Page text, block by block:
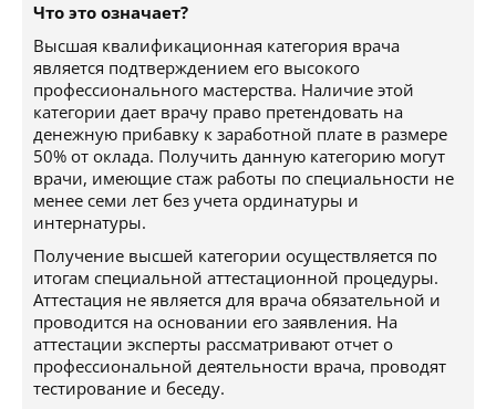
Что это означает?
Высшая квалификационная категория врача
является подтверждением его высокого
профессионального мастерства. Наличие этой
категории дает врачу право претендовать на
денежную прибавку к заработной плате в размере
50% от оклада. Получить данную категорию могут
врачи, имеющие стаж работы по специальности не
менее семи лет без учета ординатуры и
интернатуры.
Получение высшей категории осуществляется по
итогам специальной аттестационной процедуры.
Аттестация не является для врача обязательной и
проводится на основании его заявления. На
аттестации эксперты рассматривают отчет о
профессиональной деятельности врача, проводят
тестирование и беседу.